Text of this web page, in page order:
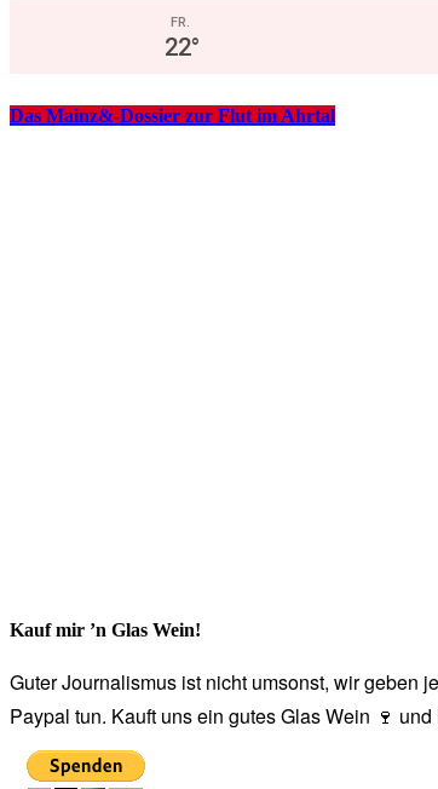
FR.
22°
Das Mainz&-Dossier zur Flut im Ahrtal
Kauf mir ’n Glas Wein!
Guter Journalismus ist nicht umsonst, wir geben
Paypal tun. Kauft uns ein gutes Glas Wein 🍷